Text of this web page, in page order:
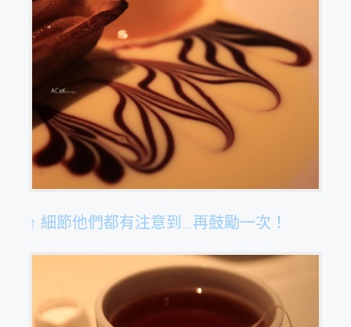
↑ 細節他們都有注意到…再鼓勵一次！